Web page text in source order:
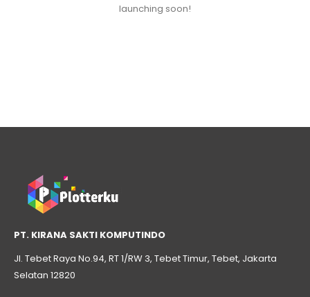
launching soon!
PT. KIRANA SAKTI KOMPUTINDO
Jl. Tebet Raya No.94, RT 1/RW 3, Tebet Timur, Tebet, Jakarta
Selatan 12820